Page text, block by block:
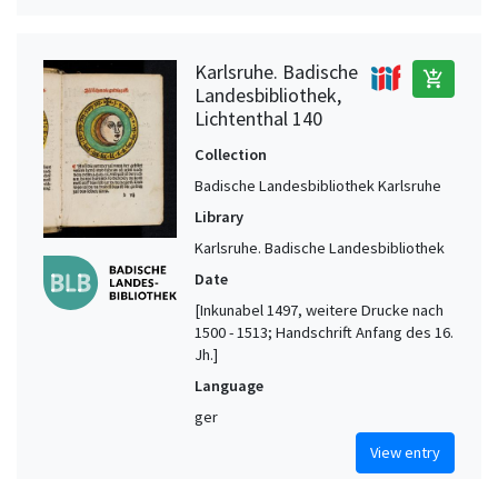
Karlsruhe. Badische
Landesbibliothek,
Lichtenthal 140
add_shopping_cart
Collection
Badische Landesbibliothek Karlsruhe
Library
Karlsruhe. Badische Landesbibliothek
Date
[Inkunabel 1497, weitere Drucke nach
1500 - 1513; Handschrift Anfang des 16.
Jh.]
Language
ger
View entry